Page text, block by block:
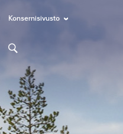
Konsernisivusto